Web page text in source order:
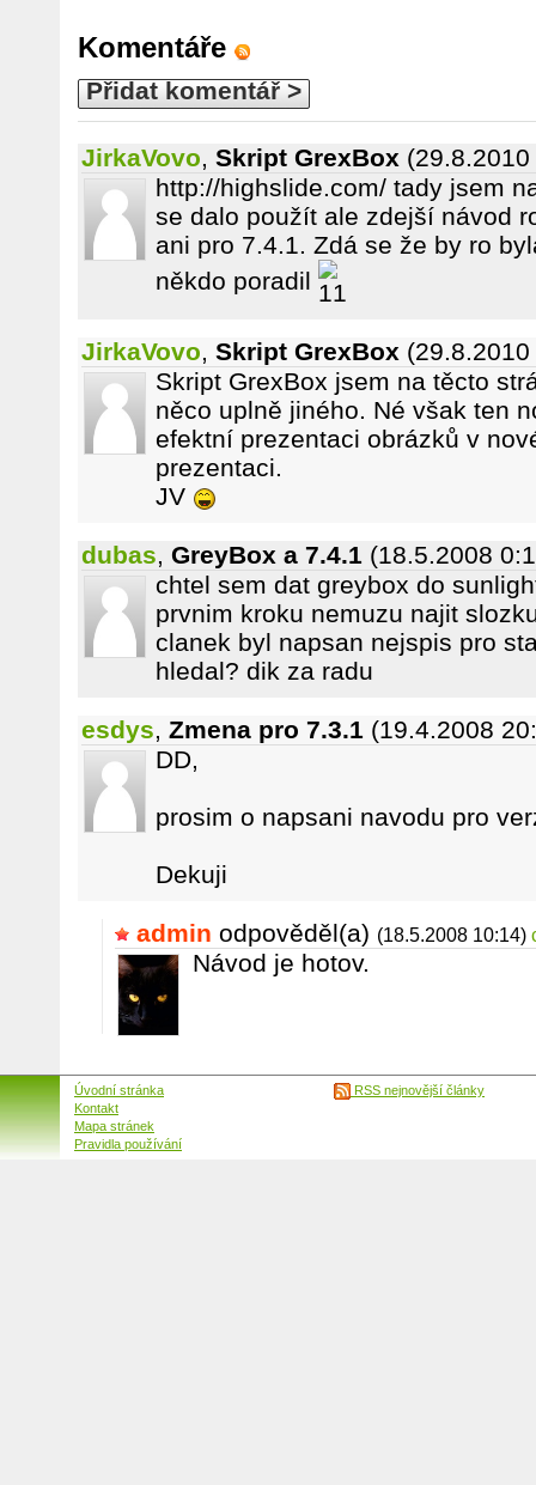
Komentáře
Přidat komentář >
JirkaVovo, Skript GrexBox
http://highslide.com/ tady jsem
se dalo použít ale zdejší návod
ani pro 7.4.1. Zdá se že by ro
někdo poradil
JirkaVovo, Skript GrexBox (29.8.2010
Skript GrexBox jsem na těcto
něco uplně jiného. Né však ten
efektní prezentaci obrázků v
prezentaci.
JV
dubas, GreyBox a 7.4.1 (18.5.2008
chtel sem dat greybox do
prvnim kroku nemuzu najit
clanek byl napsan nejspis pro
hledal? dik za radu
esdys, Zmena pro 7.3.1 (19.4.2008
DD,
prosim o napsani navodu pro
Dekuji
admin odpověděl(a) (18.5.2008 10:14)
Návod je hotov.
Úvodní stránka
Kontakt
Mapa stránek
Pravidla používání
RSS nejnovější články